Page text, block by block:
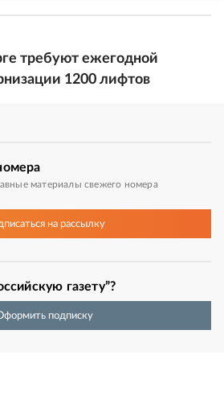
требуют ежегодной
1200 лифтов
материалы свежего номера
на рассылку
газету”?
подписку